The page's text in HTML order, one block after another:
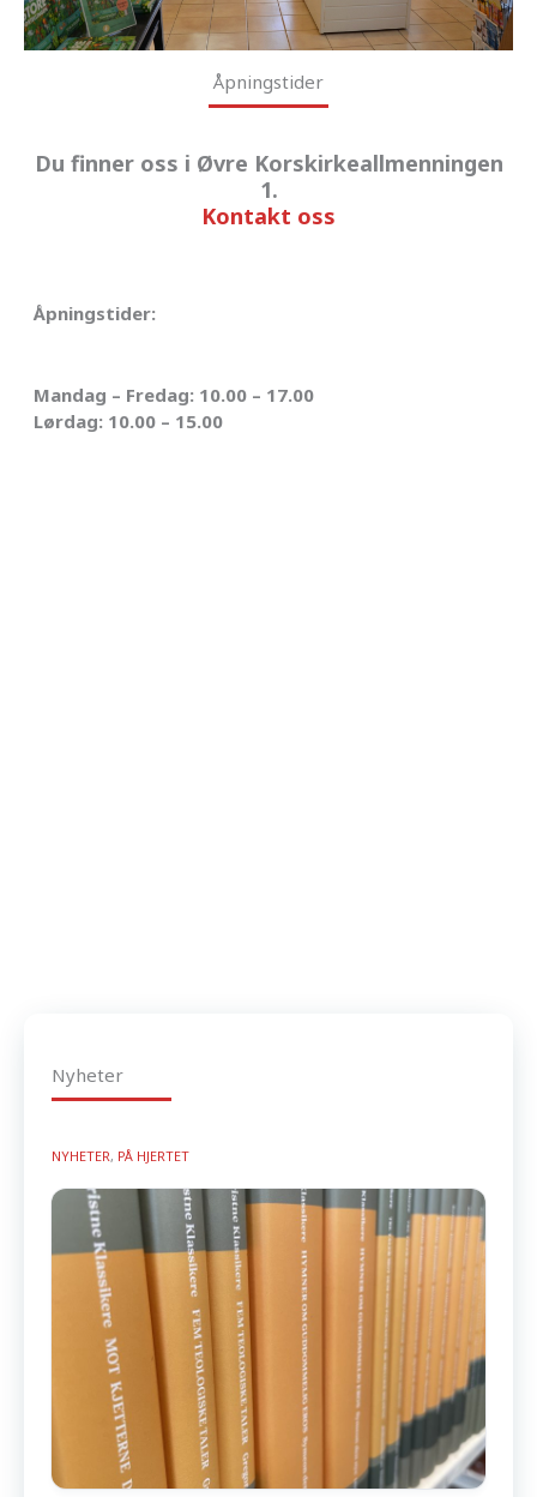
Åpningstider
Du finner oss i Øvre Korskirkeallmenningen
1.
Kontakt oss
Åpningstider:
Mandag – Fredag: 10.00 – 17.00
Lørdag: 10.00 – 15.00
Nyheter
NYHETER, PÅ HJERTET